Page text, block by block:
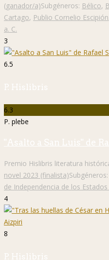
(ganador/a)Subgéneros: Bélico,
Cartago, Publio Cornelio Escipión
a. C.
3
6.5
P. Hislibris
6.3
P. plebe
"Asalto a San Luis" de
Premio Hislibris literatura
novel 2023 (finalista)Subgéneros:
de Independencia de los
4
8
P. Hislibris